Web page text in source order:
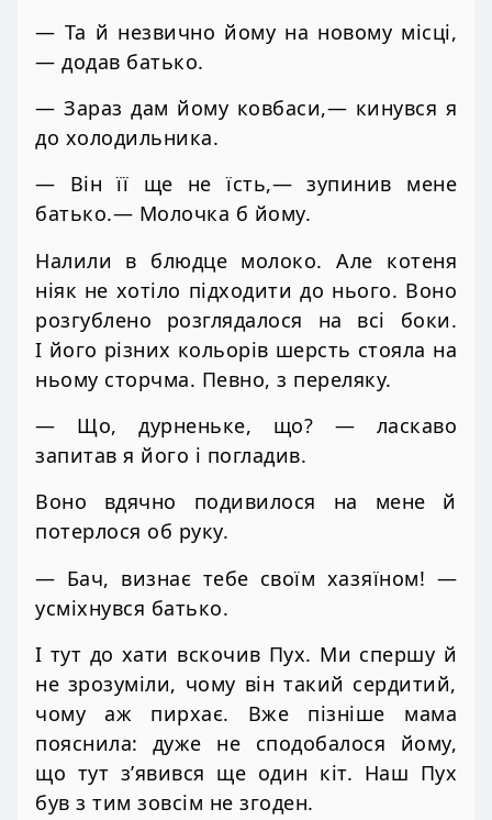
— Та й незвично йому на новому місці,
— додав батько.
— Зараз дам йому ковбаси,— кинувся я
до холодильника.
— Він її ще не їсть,— зупинив мене
батько.— Молочка б йому.
Налили в блюдце молоко. Але котеня
ніяк не хотіло підходити до нього. Воно
розгублено розглядалося на всі боки.
І його різних кольорів шерсть стояла на
ньому сторчма. Певно, з переляку.
— Що, дурненьке, що? — ласкаво
запитав я його і погладив.
Воно вдячно подивилося на мене й
потерлося об руку.
— Бач, визнає тебе своїм хазяїном! —
усміхнувся батько.
І тут до хати вскочив Пух. Ми спершу й
не зрозуміли, чому він такий сердитий,
чому аж пирхає. Вже пізніше мама
пояснила: дуже не сподобалося йому,
що тут з’явився ще один кіт. Наш Пух
був з тим зовсім не згоден.